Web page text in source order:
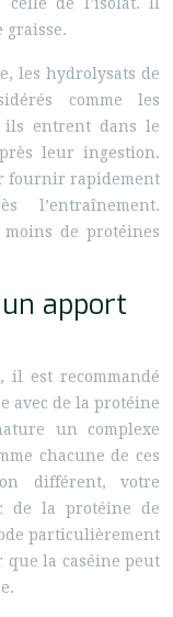
graisse.
les hydrolysats de
comme les
ils entrent dans le
leur ingestion.
fournir rapidement
l’entraînement.
de protéines
apport
il est recommandé
avec de la protéine
un complexe
chacune de ces
différent, votre
de la protéine de
particulièrement
que la caséine peut